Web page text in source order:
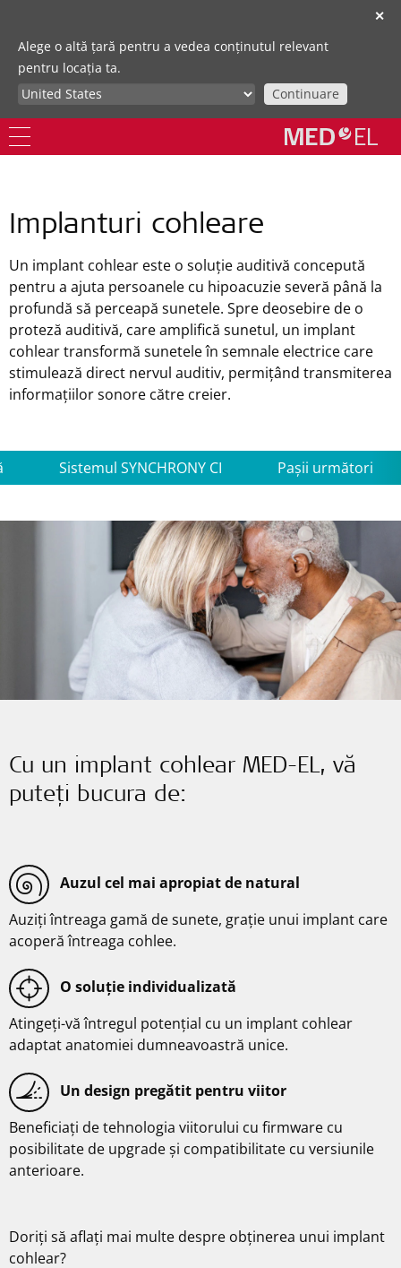
✕
Alege o altă țară pentru a vedea conținutul relevant
pentru locația ta.
Continuare
Implanturi cohleare
Un implant cohlear este o soluție auditivă concepută
pentru a ajuta persoanele cu hipoacuzie severă până la
profundă să perceapă sunetele. Spre deosebire de o
proteză auditivă, care amplifică sunetul, un implant
cohlear transformă sunetele în semnale electrice care
stimulează direct nervul auditiv, permițând transmiterea
informațiilor sonore către creier.
Sistemul SYNCHRONY CI Pașii următori
Cu un implant cohlear MED-EL, vă
puteți bucura de:
Auzul cel mai apropiat de natural
Auziți întreaga gamă de sunete, grație unui implant care
acoperă întreaga cohlee.
O soluție individualizată
Atingeți-vă întregul potențial cu un implant cohlear
adaptat anatomiei dumneavoastră unice.
Un design pregătit pentru viitor
Beneficiați de tehnologia viitorului cu firmware cu
posibilitate de upgrade și compatibilitate cu versiunile
anterioare.
Doriți să aflați mai multe despre obținerea unui implant
cohlear?